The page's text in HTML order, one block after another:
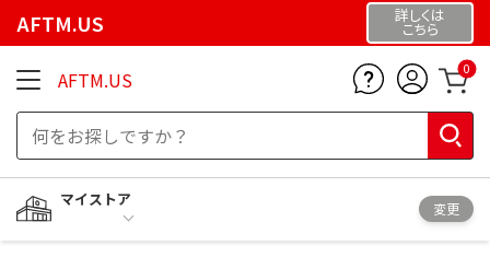
AFTM.US 詳しくは
こちら
AFTM.US 0
マイストア
変更